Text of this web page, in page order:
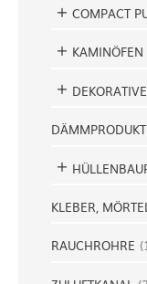
COMPACT
KAMINÖFEN
KLEBER,
RAUCHROHRE (